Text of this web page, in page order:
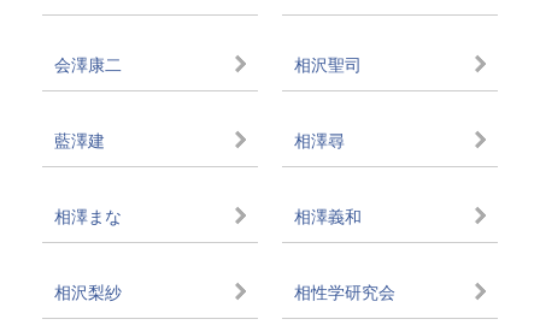
会澤康二 相沢聖司
藍澤建 相澤尋
相澤まな 相澤義和
相沢梨紗 相性学研究会